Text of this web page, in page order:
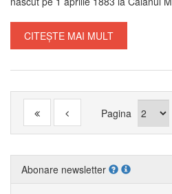
CITEȘTE MAI MULT
Pagina
Abonare newsletter